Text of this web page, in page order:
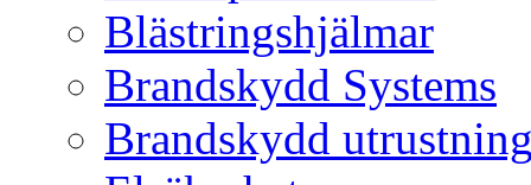
Blästringshjälmar
Brandskydd Systems
Brandskydd